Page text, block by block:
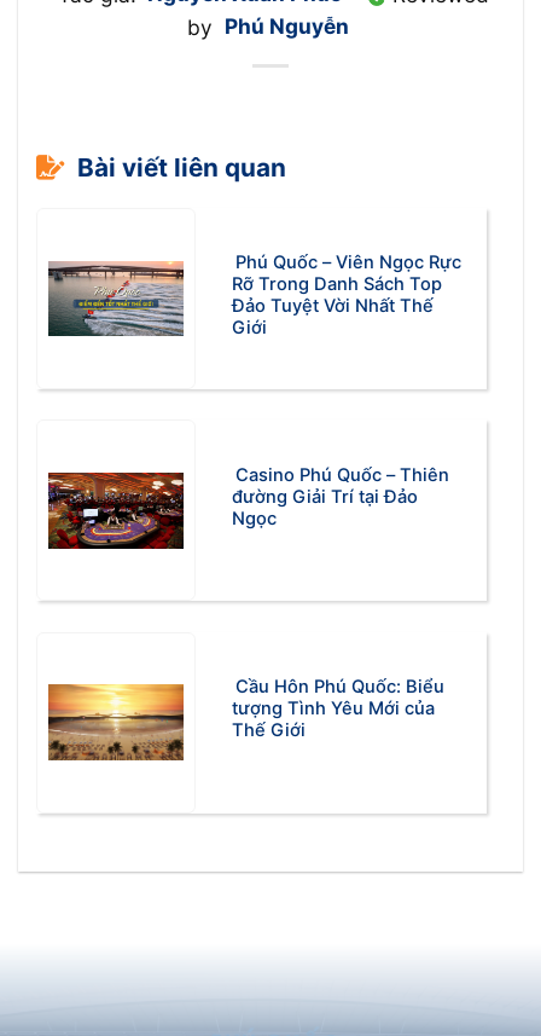
by Phú Nguyễn
Bài viết liên quan
Phú Quốc – Viên Ngọc Rực
Rỡ Trong Danh Sách Top
Đảo Tuyệt Vời Nhất Thế
Giới
Casino Phú Quốc – Thiên
đường Giải Trí tại Đảo
Ngọc
Cầu Hôn Phú Quốc: Biểu
tượng Tình Yêu Mới của
Thế Giới